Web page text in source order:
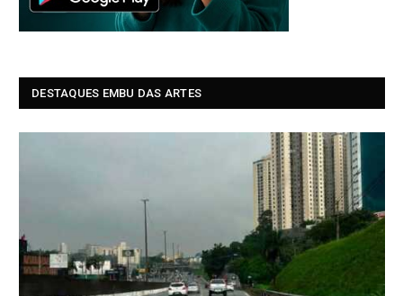
DESTAQUES EMBU DAS ARTES